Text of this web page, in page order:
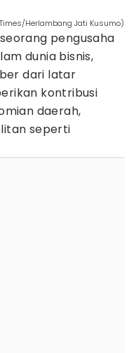
Herlambang Jati Kusumo)
pengusaha
dunia bisnis,
dari latar
kontribusi
daerah,
seperti